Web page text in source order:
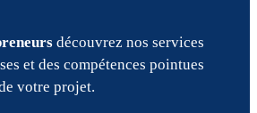
découvrez nos services
et des compétences pointues
votre projet.